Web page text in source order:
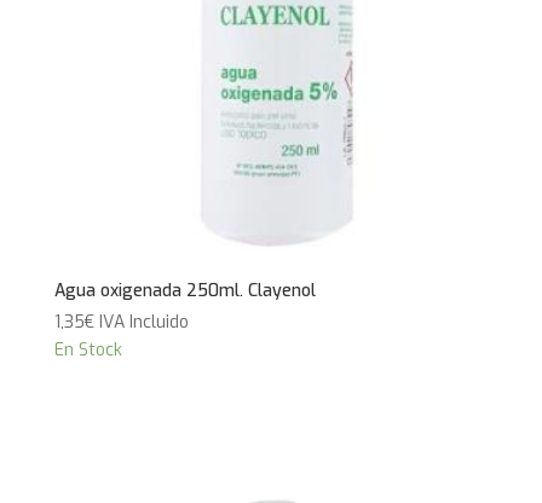
Agua oxigenada 250ml. Clayenol
1,35€ IVA Incluido
En Stock